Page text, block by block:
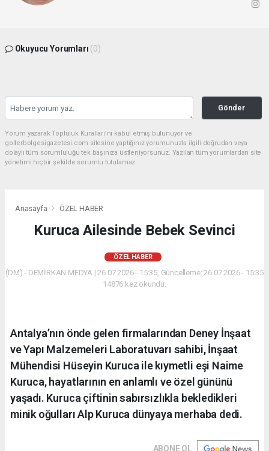
Okuyucu Yorumları (0)
Gönder
Yorum yazarak Topluluk Kuralları’nı kabul etmiş bulunuyor ve
gollerbolgesigazetesi.com sitesine yaptığınız yorumunuzla ilgili doğrudan veya
dolaylı tüm sorumluluğu tek başınıza üstleniyorsunuz. Yazılan tüm yorumlardan site
yönetimi hiçbir şekilde sorumlu tutulamaz.
Anasayfa ÖZEL HABER
Kuruca Ailesinde Bebek Sevinci
ÖZEL HABER
(DM) - DEMİRKAN MEDYA | 26.07.2026 - 15:35, Güncelleme: 26.07.2026 - 15:35
14876 kez okundu.
Antalya’nın önde gelen firmalarından Deney İnşaat
ve Yapı Malzemeleri Laboratuvarı sahibi, İnşaat
Mühendisi Hüseyin Kuruca ile kıymetli eşi Naime
Kuruca, hayatlarının en anlamlı ve özel gününü
yaşadı. Kuruca çiftinin sabırsızlıkla bekledikleri
minik oğulları Alp Kuruca dünyaya merhaba dedi.
ABONE OL